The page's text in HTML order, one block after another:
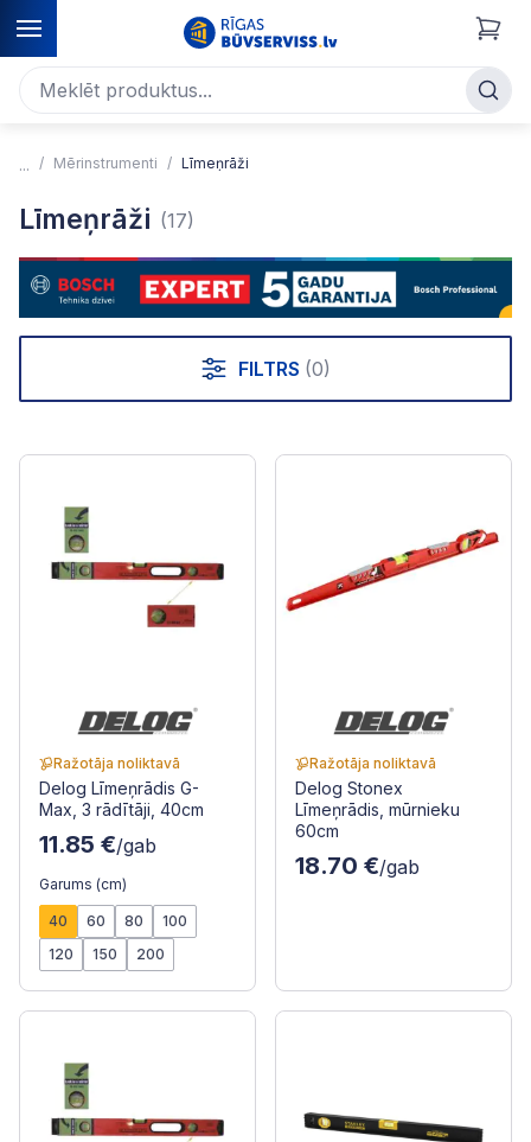
Mērinstrumenti Līmeņrāži
Līmeņrāži (17)
FILTRS (0)
Ražotāja noliktavā
Delog Līmeņrādis G-
Max, 3 rādītāji, 40cm
11.85 €/gab
Garums (cm)
40 60 80
100
120
150 200
Ražotāja noliktavā
Delog Stonex
Līmeņrādis, mūrnieku
60cm
18.70 €/gab